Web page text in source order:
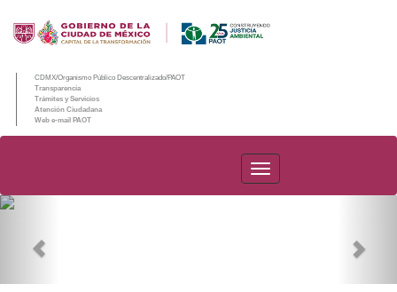
CDMX/Organismo Público Descentralizado/PAOT
Transparencia
Trámites y Servicios
Atención Ciudadana
Web e-mail PAOT
PAOT